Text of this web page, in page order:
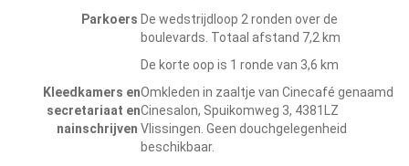
Parkoers De wedstrijdloop 2 ronden over de
boulevards. Totaal afstand 7,2 km
De korte oop is 1 ronde van 3,6 km
Kleedkamers en
secretariaat en
nainschrijven
Omkleden in zaaltje van Cinecafé genaamd
Cinesalon, Spuikomweg 3, 4381LZ
Vlissingen. Geen douchgelegenheid
beschikbaar.